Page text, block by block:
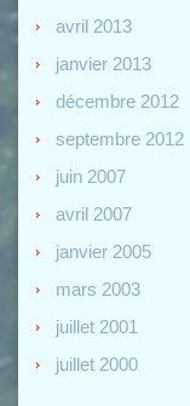
avril 2013
janvier 2013
décembre 2012
septembre 2012
juin 2007
avril 2007
janvier 2005
mars 2003
juillet 2001
juillet 2000